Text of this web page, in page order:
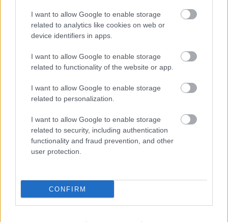
I want to allow Google to enable storage
related to analytics like cookies on web or
device identifiers in apps.
I want to allow Google to enable storage
related to functionality of the website or app.
I want to allow Google to enable storage
related to personalization.
I want to allow Google to enable storage
related to security, including authentication
functionality and fraud prevention, and other
user protection.
CONFIRM
Wynik meczu Błękitni Siedlanka - Orły Ruda znajdziesz na naszej stronie
zaraz po jego zakończeniu. Jeżeli szukasz informacji meczowych, zajrzyj
Błękitni Siedlanka vs. Orły Ruda - wynik, składy, strzelcy
Jeżeli w internecie lub TV dostępna jest
albo innych spotkań Rzeszów > Klasa
A, gr. III na pewno znajdziesz takie informacje na naszym portalu. Możliwe
jednak, że nigdzie nie pojawi się stream online z tego pojedynku. Śledź
Asseco Resovia| Developres Rzeszów |ITA TOOLS Stal Mielec
Cellfast Wilki Krosno| Texom Stal Rzeszów|Stal Mielec
Motor Lublin|Stal Rzeszów| Stal Stalowa Wola|Wisła Kraków
Resovia|Wieczysta Kraków
Mecze dziś Wyniki LIVE Transmisje